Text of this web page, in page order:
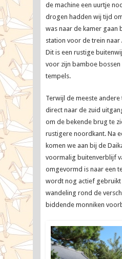
de machine een uurtje
drogen hadden wij tijd
was naar de kamer gaan
station voor de trein naar
Dit is een rustige
voor zijn bamboe bossen
tempels.
Terwijl de meeste
direct naar de zuid
om de bekende brug te
rustigere noordkant. Na
komen we aan bij de
voormalig buitenverblijf
omgevormd is naar een
wordt nog actief gebruikt
wandeling rond de
biddende monniken